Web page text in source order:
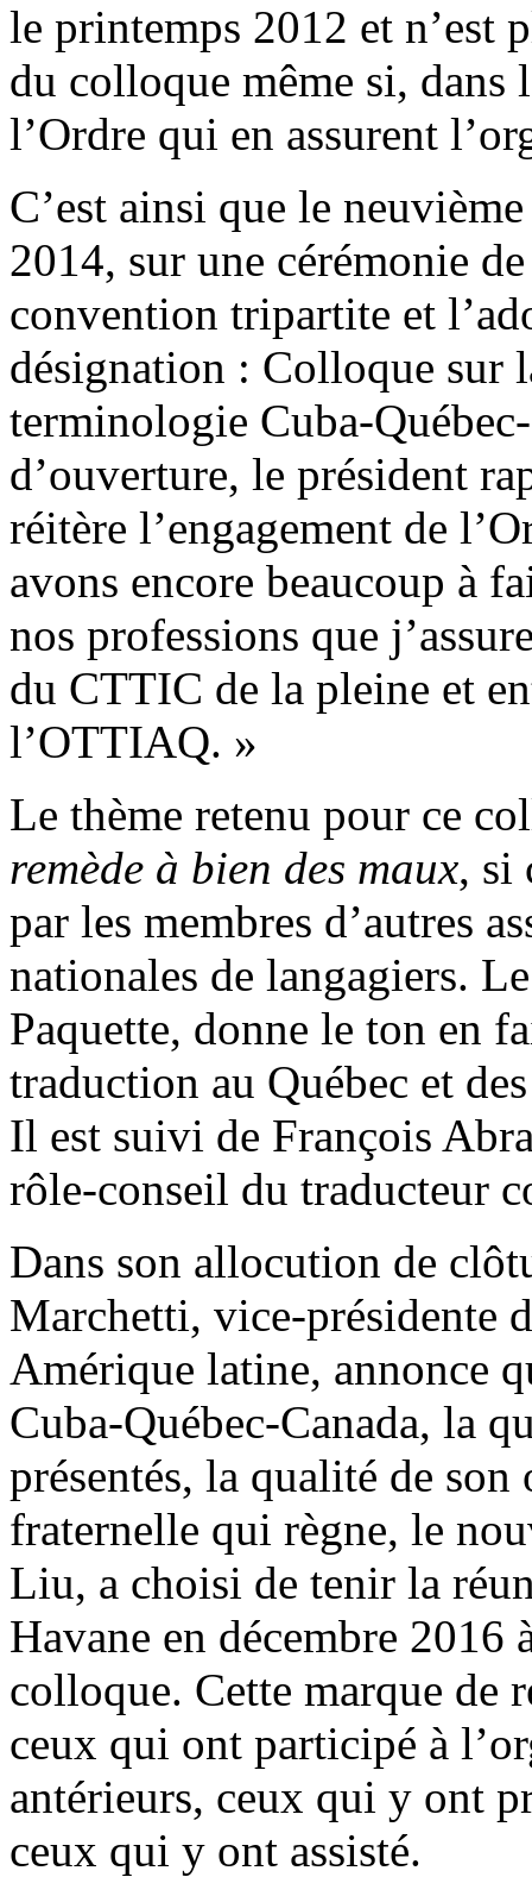
le printemps 2012 et n’est
du colloque même si, dans
l’Ordre qui en assurent
C’est ainsi que le
2014, sur une cérémonie
convention tripartite et
désignation : Colloque sur
terminologie Cuba-
d’ouverture, le président
réitère l’engagement de
avons encore beaucoup à
nos professions que
du CTTIC de la pleine et
l’OTTIAQ. »
Le thème retenu pour ce
remède à bien des maux, si
par les membres d’autres
nationales de langagiers.
Paquette, donne le ton en
traduction au Québec et
Il est suivi de François
rôle-conseil du traducteur
Dans son allocution de
Marchetti, vice-présidente
Amérique latine, annonce
Cuba-Québec-Canada, la
présentés, la qualité de
fraternelle qui règne, le
Liu, a choisi de tenir la
Havane en décembre 2016
colloque. Cette marque de
ceux qui ont participé à
antérieurs, ceux qui y ont
ceux qui y ont assisté.